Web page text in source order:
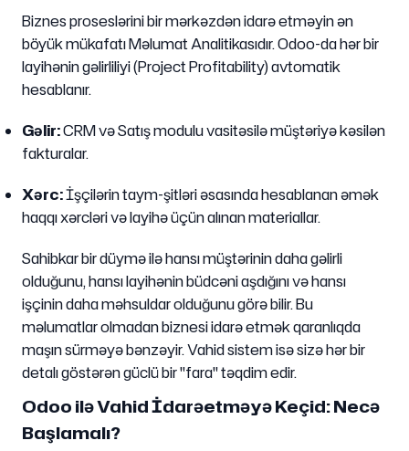
Biznes proseslərini bir mərkəzdən idarə etməyin ən
böyük mükafatı Məlumat Analitikasıdır. Odoo-da hər bir
layihənin gəlirliliyi (Project Profitability) avtomatik
hesablanır.
Gəlir:CRM və Satış modulu vasitəsilə müştəriyə kəsilən
fakturalar.
Xərc:İşçilərin taym-şitləri əsasında hesablanan əmək
haqqı xərcləri və layihə üçün alınan materiallar.
Sahibkar bir düymə ilə hansı müştərinin daha gəlirli
olduğunu, hansı layihənin büdcəni aşdığını və hansı
işçinin daha məhsuldar olduğunu görə bilir. Bu
məlumatlar olmadan biznesi idarə etmək qaranlıqda
maşın sürməyə bənzəyir. Vahid sistem isə sizə hər bir
detalı göstərən güclü bir "fara" təqdim edir.
Odoo ilə Vahid İdarəetməyə Keçid: Necə
Başlamalı?